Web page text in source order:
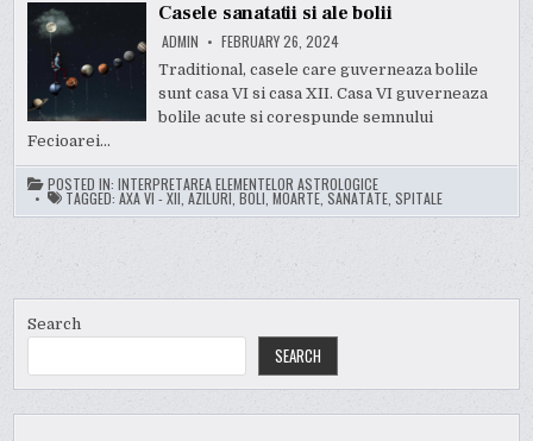
Casele sanatatii si ale bolii
ADMIN FEBRUARY 26, 2024
Traditional, casele care guverneaza bolile
sunt casa VI si casa XII. Casa VI guverneaza
bolile acute si corespunde semnului
Fecioarei…
POSTED IN:INTERPRETAREA ELEMENTELOR ASTROLOGICE
TAGGED:AXA VI - XII ,AZILURI ,BOLI ,MOARTE ,SANATATE ,SPITALE
Search
SEARCH